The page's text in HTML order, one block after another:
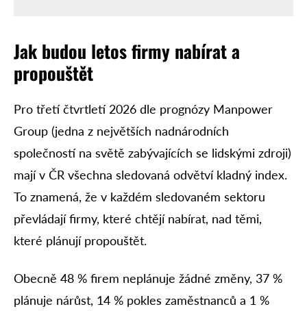
Jak budou letos firmy nabírat a
propouštět
Pro třetí čtvrtletí 2026 dle prognózy Manpower
Group (jedna z největších nadnárodních
společností na světě zabývajících se lidskými zdroji)
mají v ČR všechna sledovaná odvětví kladný index.
To znamená, že v každém sledovaném sektoru
převládají firmy, které chtějí nabírat, nad těmi,
které plánují propouštět.
Obecně 48 % firem neplánuje žádné změny, 37 %
plánuje nárůst, 14 % pokles zaměstnanců a 1 %